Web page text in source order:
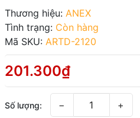
Thương hiệu: ANEX
Tình trạng: Còn hàng
Mã SKU: ARTD-2120
201.300₫
Số lượng: − +